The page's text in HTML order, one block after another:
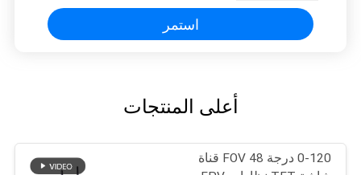
استمر
أعلى المنتجات
0-120 درجة FOV 48 قناة